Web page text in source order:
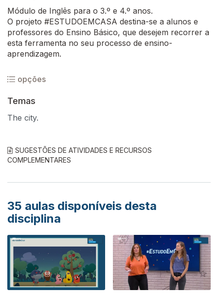
Módulo de Inglês para o 3.º e 4.º anos.
O projeto #ESTUDOEMCASA destina-se a alunos e
professores do Ensino Básico, que desejem recorrer a
esta ferramenta no seu processo de ensino-
aprendizagem.
opções
Temas
The city.
SUGESTÕES DE ATIVIDADES E RECURSOS
COMPLEMENTARES
35 aulas disponíveis desta
disciplina